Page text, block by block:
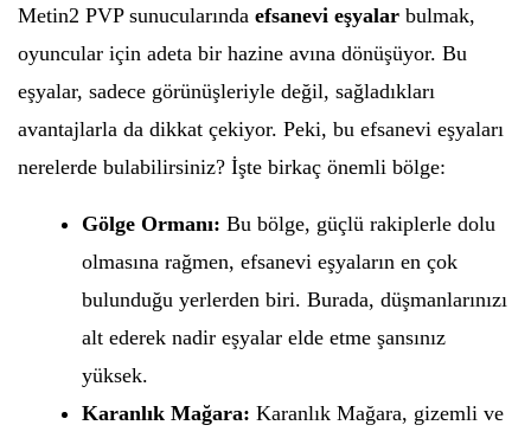
Metin2 PVP sunucularında efsanevi eşyalar bulmak,
oyuncular için adeta bir hazine avına dönüşüyor. Bu
eşyalar, sadece görünüşleriyle değil, sağladıkları
avantajlarla da dikkat çekiyor. Peki, bu efsanevi eşyaları
nerelerde bulabilirsiniz? İşte birkaç önemli bölge:
Gölge Ormanı: Bu bölge, güçlü rakiplerle dolu
olmasına rağmen, efsanevi eşyaların en çok
bulunduğu yerlerden biri. Burada, düşmanlarınızı
alt ederek nadir eşyalar elde etme şansınız
yüksek.
Karanlık Mağara: Karanlık Mağara, gizemli ve